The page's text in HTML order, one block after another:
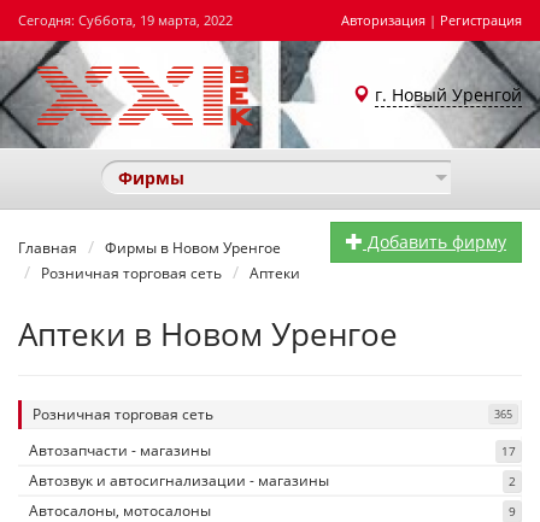
Сегодня: Суббота, 19 марта, 2022 Авторизация | Регистрация
г. Новый Уренгой
Фирмы
Добавить фирму
Главная
Фирмы в Новом Уренгое
Розничная торговая сеть
Аптеки
Аптеки в Новом Уренгое
Розничная торговая сеть 365
Автозапчасти - магазины 17
Автозвук и автосигнализации - магазины 2
Автосалоны, мотосалоны 9